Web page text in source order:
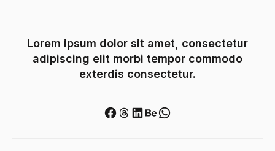
Lorem ipsum dolor sit amet, consectetur
adipiscing elit morbi tempor commodo
exterdis consectetur.
Facebook
Threads
LinkedIn
Behance
WhatsApp